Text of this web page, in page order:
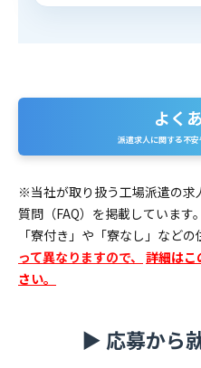
よく
派遣求人に関する不安
※当社が取り扱う工場派遣の求
質問（FAQ）を掲載しています。
「寮付き」や「寮なし」など
って異なりますので、 詳細はこ
さい。
▶ 応募から